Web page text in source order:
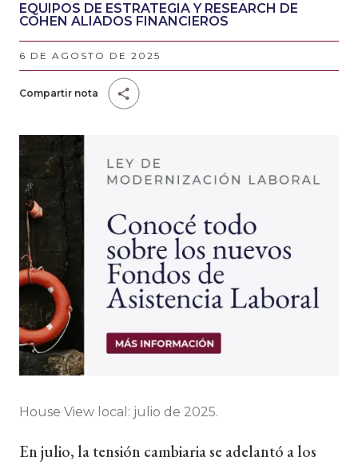
EQUIPOS DE ESTRATEGIA Y RESEARCH DE
COHEN ALIADOS FINANCIEROS
6 DE AGOSTO DE 2025
Compartir nota
House View local: julio de 2025.
En julio, la tensión cambiaria se adelantó a los